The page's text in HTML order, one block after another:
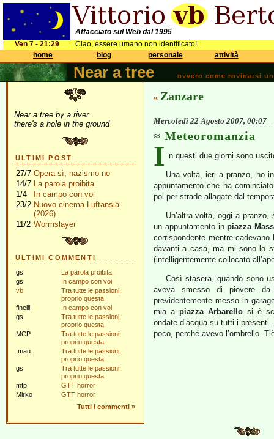
Affacciato sul Web dal 1995
Ven 7 - 21:29
Ciao, essere umano non identificato!
home
blog personale attività
Near a tree ovvero come rovinarsi
Near a tree by a river
there's a hole in the ground
ULTIMI POST
27/7 Opera sì, nazismo no
14/7 La parola proibita
1/4
In campo con voi
23/2 Nuovo cinema Luftansia
(2026)
11/2 Wormslayer
ULTIMI COMMENTI
gs
La parola proibita
gs
In campo con voi
vb
Tra tutte le passioni,
proprio questa
finelli
In campo con voi
gs
Tra tutte le passioni,
proprio questa
MCP
Tra tutte le passioni,
proprio questa
.mau.
Tra tutte le passioni,
proprio questa
gs
Tra tutte le passioni,
proprio questa
mfp
GTT horror
Mirko
GTT horror
Tutti i commenti »
« Zanzare
Mercoledì 22 Agosto 2007, 00:07
Meteoromanzia
I n questi due giorni sono
Una volta, ieri a pranzo, ho
appuntamento che ha
poi per strade allagate dal
Un’altra volta, oggi a
un appuntamento inpiazza
corrispondente mentre
davanti a casa, ma mi sono lo
(intelligentemente collocato
Così stasera, quando sono
aveva smesso di piovere
previdentemente messo in
mia a piazza Arbarellosi è
ondate d’acqua su tutti i
poco, perché avevo l’ombrello.